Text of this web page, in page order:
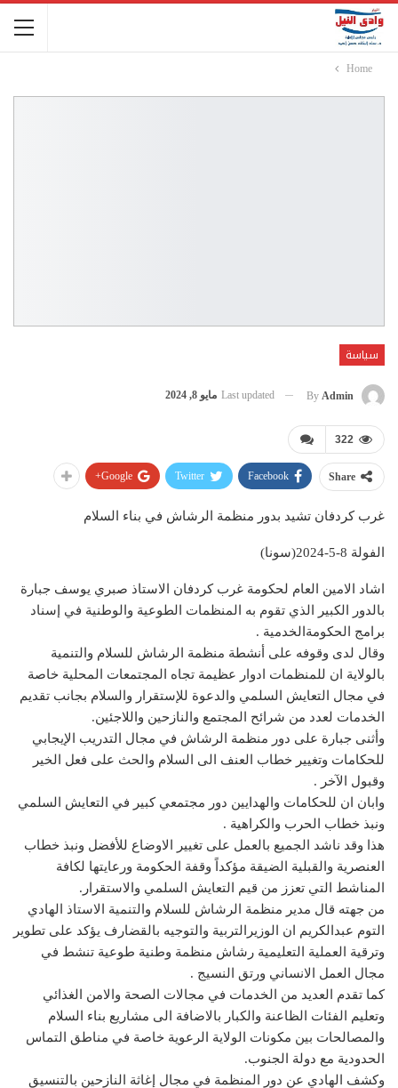
Home
سياسة
By Admin
Last updated مايو 8, 2024
322
Share
Facebook
Twitter
Google+
غرب كردفان تشيد بدور منظمة الرشاش في بناء السلام
الفولة 8-5-2024(سونا)
اشاد الامين العام لحكومة غرب كردفان الاستاذ صبري يوسف جبارة
بالدور الكبير الذي تقوم به المنظمات الطوعية والوطنية في إسناد
برامج الحكومةالخدمية .
وقال لدى وقوفه على أنشطة منظمة الرشاش للسلام والتنمية
بالولاية ان للمنظمات ادوار عظيمة تجاه المجتمعات المحلية خاصة
في مجال التعايش السلمي والدعوة للإستقرار والسلام بجانب تقديم
الخدمات لعدد من شرائح المجتمع والنازحين واللاجئين.
وأثنى جبارة على دور منظمة الرشاش في مجال التدريب الإيجابي
للحكامات وتغيير خطاب العنف الى السلام والحث على فعل الخير
وقبول الآخر .
وابان ان للحكامات والهدايين دور مجتمعي كبير في التعايش السلمي
ونبذ خطاب الحرب والكراهية .
هذا وقد ناشد الجميع بالعمل على تغيير الاوضاع للأفضل ونبذ خطاب
العنصرية والقبلية الضيقة مؤكداً وقفة الحكومة ورعايتها لكافة
المناشط التي تعزز من قيم التعايش السلمي والاستقرار.
من جهته قال مدير منظمة الرشاش للسلام والتنمية الاستاذ الهادي
التوم عبدالكريم ان الوزيرالتربية والتوجيه بالقضارف يؤكد على تطوير
وترقية العملية التعليمية رشاش منظمة وطنية طوعية تنشط في
مجال العمل الانساني ورتق النسيج .
كما تقدم العديد من الخدمات في مجالات الصحة والامن الغذائي
وتعليم الفئات الظاعنة والكبار بالاضافة الى مشاريع بناء السلام
والمصالحات بين مكونات الولاية الرعوية خاصة في مناطق التماس
الحدودية مع دولة الجنوب.
وكشف الهادي عن دور المنظمة في مجال إغاثة النازحين بالتنسيق